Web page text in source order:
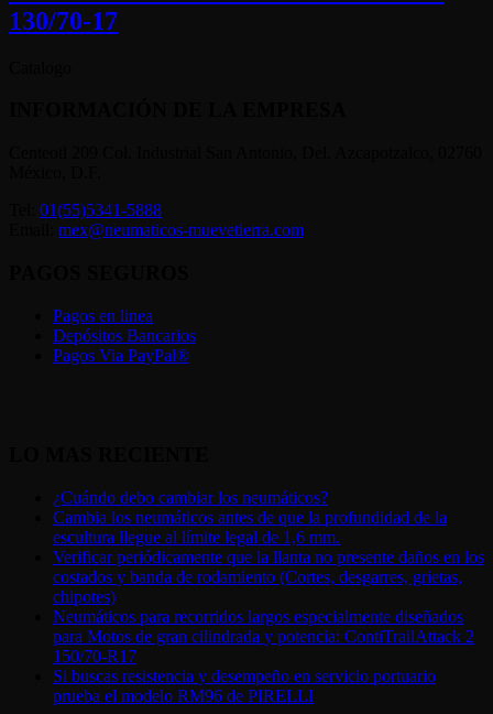
130/70-17
01(55)5341-5888
mex@neumaticos-muevetierra.com
Pagos en linea
Depósitos Bancarios
Pagos Via PayPal®
¿Cuándo debo cambiar los neumáticos?
Cambia los neumáticos antes de que la profundidad de la
escultura llegue al límite legal de 1,6 mm.
Verificar periódicamente que la llanta no presente daños en los
costados y banda de rodamiento (Cortes, desgarres, grietas,
chipotes)
Neumáticos para recorridos largos especialmente diseñados
para Motos de gran cilindrada y potencia: ContiTrailAttack 2
150/70-R17
Si buscas resistencia y desempeño en servicio portuario
prueba el modelo RM96 de PIRELLI